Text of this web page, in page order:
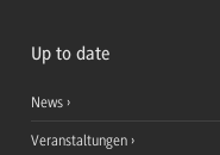
Up to date
News
Veranstaltungen